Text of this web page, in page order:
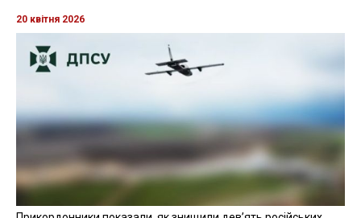
20 квітня 2026